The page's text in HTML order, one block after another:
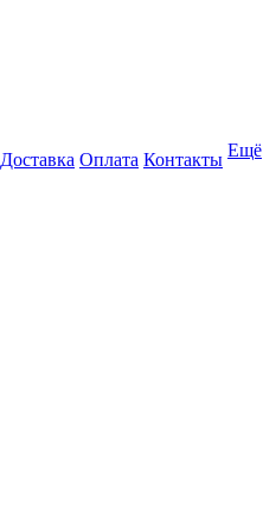
Доставка Оплата Контакты Ещё